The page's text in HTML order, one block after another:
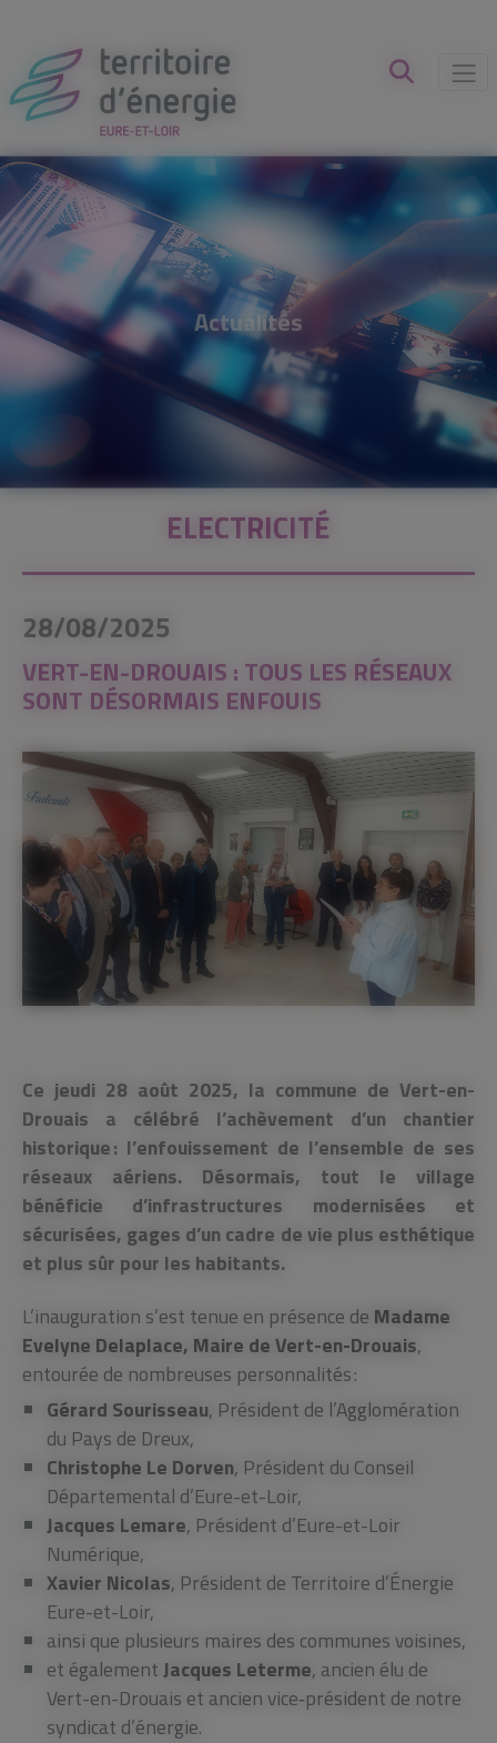
Actualités
ELECTRICITÉ
28/08/2025
VERT-EN-DROUAIS : TOUS LES RÉSEAUX
SONT DÉSORMAIS ENFOUIS
Ce jeudi 28 août 2025, la commune de Vert-en-
Drouais a célébré l’achèvement d’un chantier
historique : l’enfouissement de l’ensemble de ses
réseaux aériens. Désormais, tout le village
bénéficie d’infrastructures modernisées et
sécurisées, gages d’un cadre de vie plus esthétique
et plus sûr pour les habitants.
L’inauguration s’est tenue en présence de Madame
Evelyne Delaplace, Maire de Vert-en-Drouais,
entourée de nombreuses personnalités :
Gérard Sourisseau, Président de l’Agglomération
du Pays de Dreux,
Christophe Le Dorven, Président du Conseil
Départemental d’Eure-et-Loir,
Jacques Lemare, Président d’Eure-et-Loir
Numérique,
Xavier Nicolas, Président de Territoire d’Énergie
Eure-et-Loir,
ainsi que plusieurs maires des communes voisines,
et égalementJacques Leterme, ancien élu de
Vert-en-Drouais et ancien vice‑président de notre
syndicat d’énergie.